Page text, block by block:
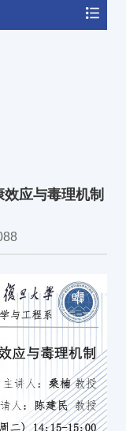
应与毒理机制